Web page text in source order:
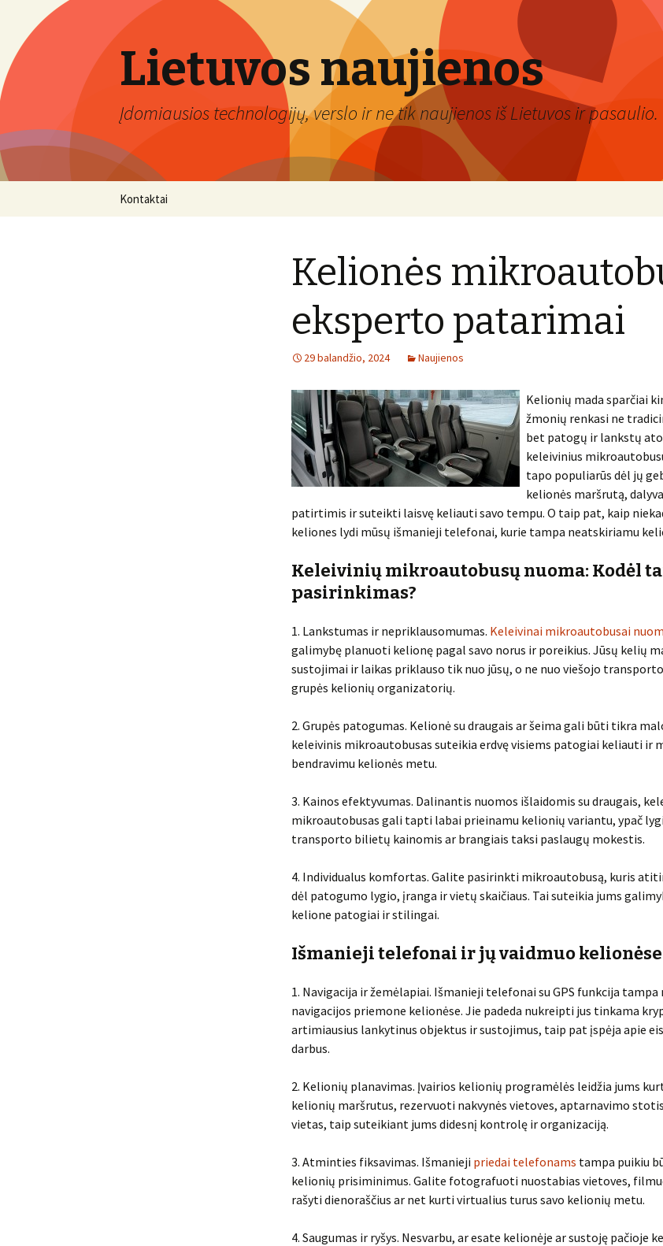
Lietuvos naujienos
Įdomiausios technologijų, verslo ir ne tik naujienos iš Lietuvos ir pasaulio.
Kontaktai
Kelionės
eksperto patarimai
29 balandžio, 2024 Naujienos
Kelionių mada sparčiai
žmonių renkasi ne
bet patogų ir lankstų
keleivinius
tapo populiarūs dėl jų
kelionės maršrutą,
patirtimis ir suteikti laisvę keliauti savo tempu. O taip pat, kaip
keliones lydi mūsų išmanieji telefonai, kurie tampa neatskiriamu
Keleivinių mikroautobusų nuoma: Kodėl
pasirinkimas?
1. Lankstumas ir nepriklausomumas. Keleivinai mikroautobusai
galimybę planuoti kelionę pagal savo norus ir poreikius. Jūsų kelių
sustojimai ir laikas priklauso tik nuo jūsų, o ne nuo viešojo
grupės kelionių organizatorių.
2. Grupės patogumas. Kelionė su draugais ar šeima gali būti tikra
keleivinis mikroautobusas suteikia erdvę visiems patogiai keliauti ir
bendravimu kelionės metu.
3. Kainos efektyvumas. Dalinantis nuomos išlaidomis su draugais,
mikroautobusas gali tapti labai prieinamu kelionių variantu, ypač
transporto bilietų kainomis ar brangiais taksi paslaugų mokestis.
4. Individualus komfortas. Galite pasirinkti mikroautobusą, kuris
dėl patogumo lygio, įranga ir vietų skaičiaus. Tai suteikia jums
kelione patogiai ir stilingai.
Išmanieji telefonai ir jų vaidmuo kelionėse
1. Navigacija ir žemėlapiai. Išmanieji telefonai su GPS funkcija tampa
navigacijos priemone kelionėse. Jie padeda nukreipti jus tinkama
artimiausius lankytinus objektus ir sustojimus, taip pat įspėja apie
darbus.
2. Kelionių planavimas. Įvairios kelionių programėlės leidžia jums
kelionių maršrutus, rezervuoti nakvynės vietoves, aptarnavimo
vietas, taip suteikiant jums didesnį kontrolę ir organizaciją.
3. Atminties fiksavimas. Išmanieji priedai telefonams tampa puikiu
kelionių prisiminimus. Galite fotografuoti nuostabias vietoves,
rašyti dienoraščius ar net kurti virtualius turus savo kelionių metu.
4. Saugumas ir ryšys. Nesvarbu, ar esate kelionėje ar sustoję pačioje